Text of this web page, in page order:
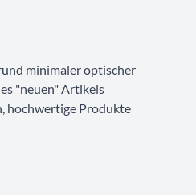
minimaler optischer
"neuen" Artikels
hochwertige Produkte